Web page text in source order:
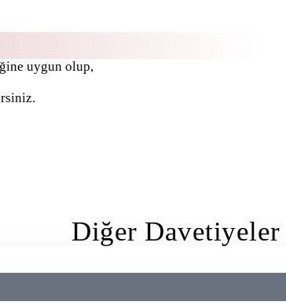
uygun olup,
Diğer Davetiyeler